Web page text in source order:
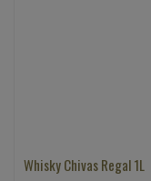
Whisky Chivas Regal 1L